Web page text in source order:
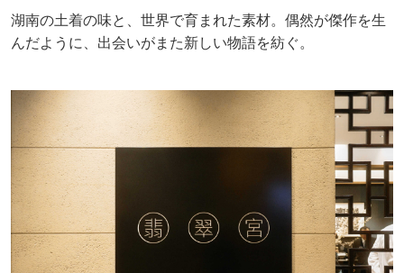
湖南の土着の味と、世界で育まれた素材。偶然が傑作を生
んだように、出会いがまた新しい物語を紡ぐ。